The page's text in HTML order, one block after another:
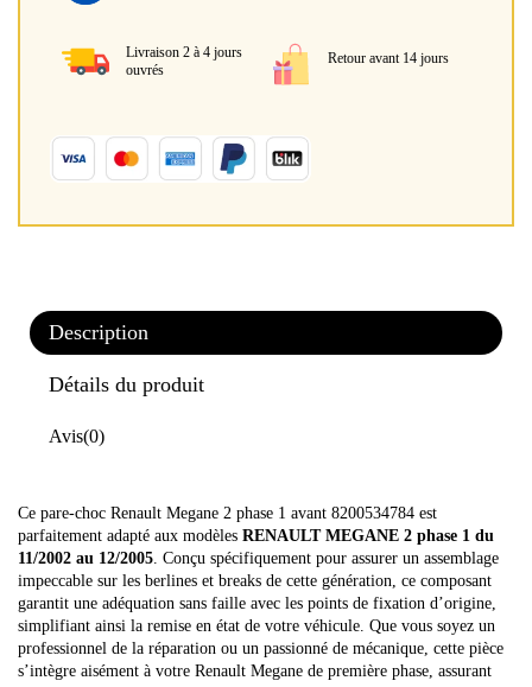
Livraison 2 à 4 jours
ouvrés
Retour avant 14 jours
Description
Détails du produit
Avis(0)
Ce pare-choc Renault Megane 2 phase 1 avant 8200534784 est
parfaitement adapté aux modèles RENAULT MEGANE 2 phase 1 du
11/2002 au 12/2005. Conçu spécifiquement pour assurer un assemblage
impeccable sur les berlines et breaks de cette génération, ce composant
garantit une adéquation sans faille avec les points de fixation d’origine,
simplifiant ainsi la remise en état de votre véhicule. Que vous soyez un
professionnel de la réparation ou un passionné de mécanique, cette pièce
s’intègre aisément à votre Renault Megane de première phase, assurant